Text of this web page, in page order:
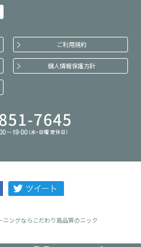
ご利用規約
個人情報保護方針
ングならこだわり高品質のニック